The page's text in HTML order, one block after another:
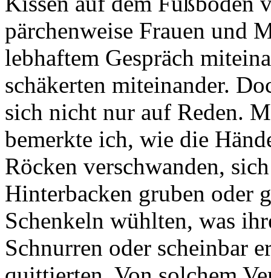
pärchenweise Frauen und
lebhaftem Gespräch
schäkerten miteinander.
sich nicht nur auf Reden.
bemerkte ich, wie die
Röcken verschwanden,
Hinterbacken gruben oder
Schenkeln wühlten, was
Schnurren oder scheinbar